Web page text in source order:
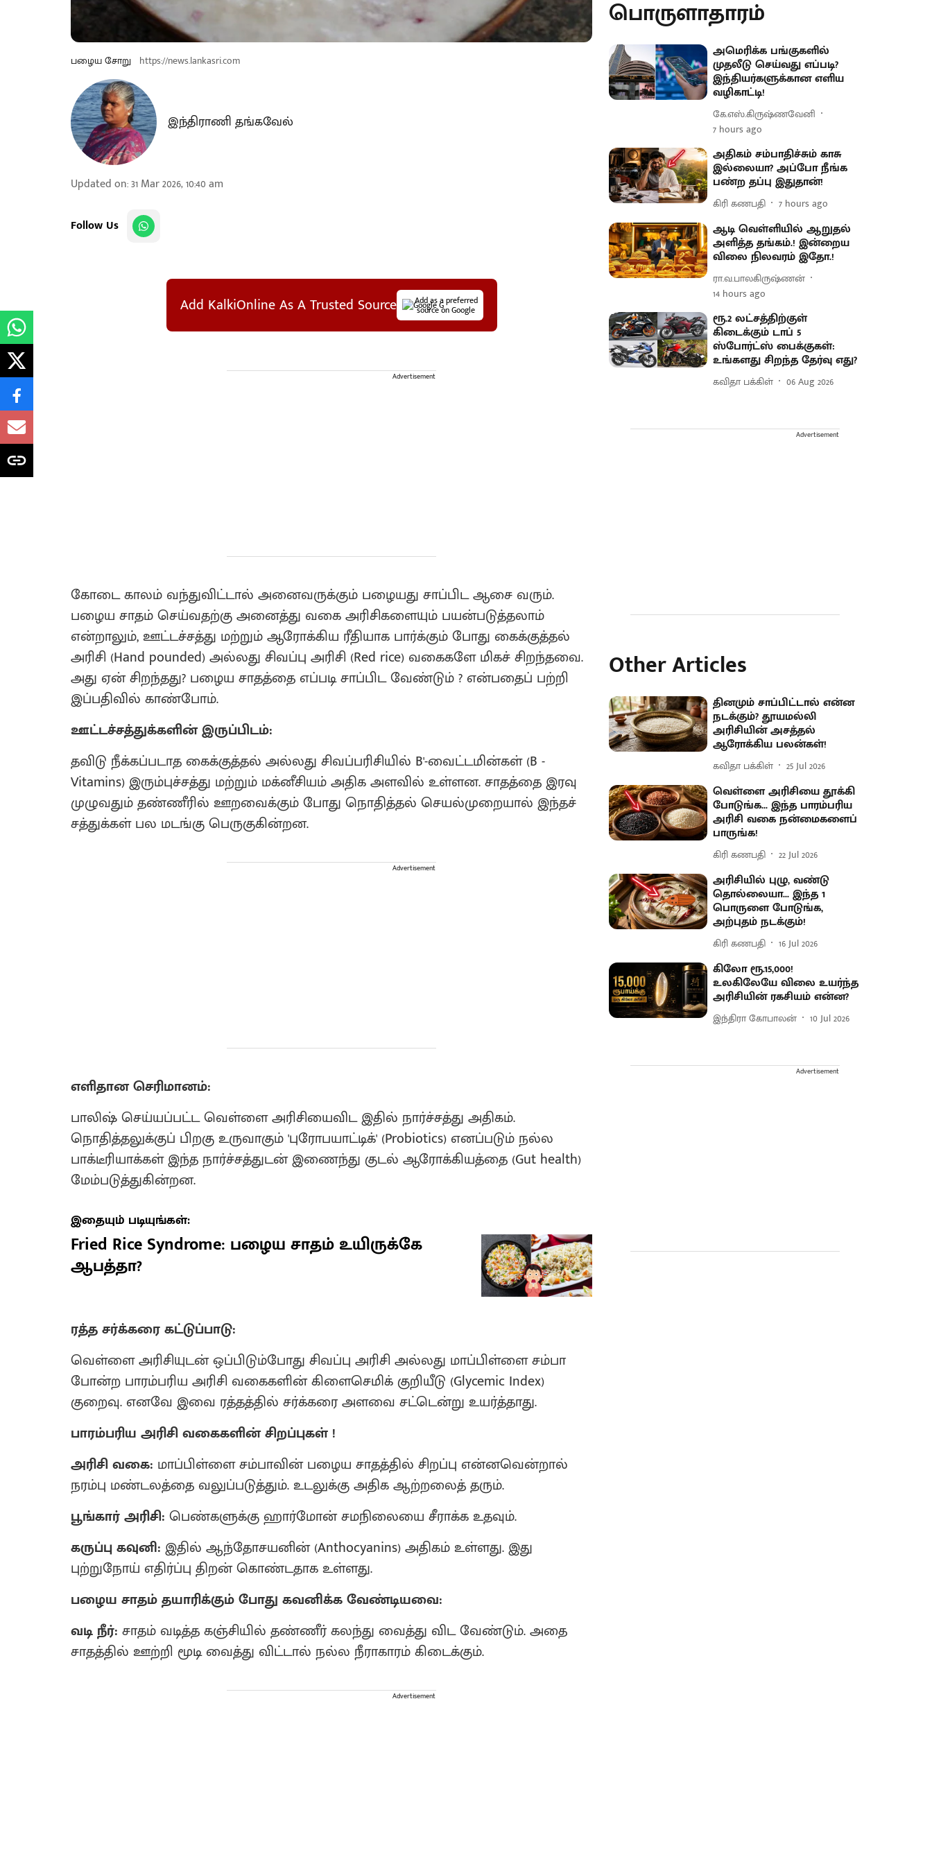
பழைய சோறு https://news.lankasri.com
இந்திராணி தங்கவேல்
Updated on:31 Mar 2026, 10:40 am
Follow Us
Add KalkiOnline As A Trusted Source Add as a preferred
source on Google
Advertisement
கோடை காலம் வந்துவிட்டால் அனைவருக்கும் பழையது சாப்பிட ஆசை வரும்.
பழைய சாதம் செய்வதற்கு அனைத்து வகை அரிசிகளையும் பயன்படுத்தலாம்
என்றாலும், ஊட்டச்சத்து மற்றும் ஆரோக்கிய ரீதியாக பார்க்கும் போது கைக்குத்தல்
அரிசி (Hand pounded) அல்லது சிவப்பு அரிசி (Red rice) வகைகளே மிகச் சிறந்தவை.
அது ஏன் சிறந்தது? பழைய சாதத்தை எப்படி சாப்பிட வேண்டும் ? என்பதைப் பற்றி
இப்பதிவில் காண்போம்.
ஊட்டச்சத்துக்களின் இருப்பிடம்:
தவிடு நீக்கப்படாத கைக்குத்தல் அல்லது சிவப்பரிசியில் B'-வைட்டமின்கள் (B -
Vitamins) இரும்புச்சத்து மற்றும் மக்னீசியம் அதிக அளவில் உள்ளன. சாதத்தை இரவு
முழுவதும் தண்ணீரில் ஊறவைக்கும் போது நொதித்தல் செயல்முறையால் இந்தச்
சத்துக்கள் பல மடங்கு பெருகுகின்றன.
Advertisement
எளிதான செரிமானம்:
பாலிஷ் செய்யப்பட்ட வெள்ளை அரிசியைவிட இதில் நார்ச்சத்து அதிகம்.
நொதித்தலுக்குப் பிறகு உருவாகும் 'புரோபயாட்டிக்' (Probiotics) எனப்படும் நல்ல
பாக்டீரியாக்கள் இந்த நார்ச்சத்துடன் இணைந்து குடல் ஆரோக்கியத்தை (Gut health)
மேம்படுத்துகின்றன.
இதையும் படியுங்கள்:
Fried Rice Syndrome: பழைய சாதம் உயிருக்கே
ஆபத்தா?
ரத்த சர்க்கரை கட்டுப்பாடு:
வெள்ளை அரிசியுடன் ஒப்பிடும்போது சிவப்பு அரிசி அல்லது மாப்பிள்ளை சம்பா
போன்ற பாரம்பரிய அரிசி வகைகளின் கிளைசெமிக் குறியீடு (Glycemic Index)
குறைவு. எனவே இவை ரத்தத்தில் சர்க்கரை அளவை சட்டென்று உயர்த்தாது.
பாரம்பரிய அரிசி வகைகளின் சிறப்புகள் !
அரிசி வகை: மாப்பிள்ளை சம்பாவின் பழைய சாதத்தில் சிறப்பு என்னவென்றால்
நரம்பு மண்டலத்தை வலுப்படுத்தும். உடலுக்கு அதிக ஆற்றலைத் தரும்.
பூங்கார் அரிசி: பெண்களுக்கு ஹார்மோன் சமநிலையை சீராக்க உதவும்.
கருப்பு கவுனி: இதில் ஆந்தோசயனின் (Anthocyanins) அதிகம் உள்ளது. இது
புற்றுநோய் எதிர்ப்பு திறன் கொண்டதாக உள்ளது.
பழைய சாதம் தயாரிக்கும் போது கவனிக்க வேண்டியவை:
வடி நீர்: சாதம் வடித்த கஞ்சியில் தண்ணீர் கலந்து வைத்து விட வேண்டும். அதை
சாதத்தில் ஊற்றி மூடி வைத்து விட்டால் நல்ல நீராகாரம் கிடைக்கும்.
Advertisement
பொருளாதாரம்
அமெரிக்க பங்குகளில்
முதலீடு செய்வது எப்படி?
இந்தியர்களுக்கான எளிய
வழிகாட்டி!
கே.எஸ்.கிருஷ்ணவேனி
7 hours ago
அதிகம் சம்பாதிச்சும் காசு
இல்லையா? அப்போ நீங்க
பண்ற தப்பு இதுதான்!
கிரி கணபதி 7 hours ago
ஆடி வெள்ளியில் ஆறுதல்
அளித்த தங்கம்.! இன்றைய
விலை நிலவரம் இதோ.!
ரா.வ.பாலகிருஷ்ணன்
14 hours ago
ரூ.2 லட்சத்திற்குள்
கிடைக்கும் டாப் 5
ஸ்போர்ட்ஸ் பைக்குகள்:
உங்களது சிறந்த தேர்வு எது?
கவிதா பக்கிள் 06 Aug 2026
Advertisement
Other Articles
தினமும் சாப்பிட்டால் என்ன
நடக்கும்? தூயமல்லி
அரிசியின் அசத்தல்
ஆரோக்கிய பலன்கள்!
கவிதா பக்கிள் 25 Jul 2026
வெள்ளை அரிசியை தூக்கி
போடுங்க... இந்த பாரம்பரிய
அரிசி வகை நன்மைகளைப்
பாருங்க!
கிரி கணபதி 22 Jul 2026
அரிசியில் புழு, வண்டு
தொல்லையா... இந்த 1
பொருளை போடுங்க,
அற்புதம் நடக்கும்!
கிரி கணபதி 16 Jul 2026
கிலோ ரூ.15,000!
உலகிலேயே விலை உயர்ந்த
அரிசியின் ரகசியம் என்ன?
இந்திரா கோபாலன் 10 Jul 2026
Advertisement